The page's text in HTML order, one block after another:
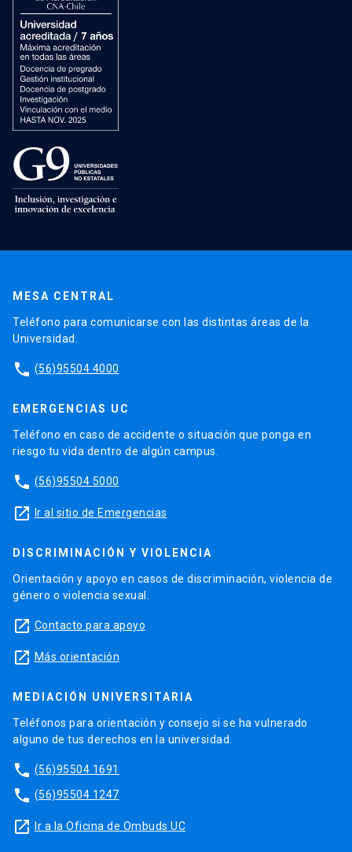
MESA CENTRAL
Teléfono para comunicarse con las distintas áreas de la
Universidad.
phone (56)95504 4000
EMERGENCIAS UC
Teléfono en caso de accidente o situación que ponga en
riesgo tu vida dentro de algún campus.
phone (56)95504 5000
launch Ir al sitio de Emergencias
DISCRIMINACIÓN Y VIOLENCIA
Orientación y apoyo en casos de discriminación, violencia de
género o violencia sexual.
launch Contacto para apoyo
launch Más orientación
MEDIACIÓN UNIVERSITARIA
Teléfonos para orientación y consejo si se ha vulnerado
alguno de tus derechos en la universidad.
phone (56)95504 1691
phone (56)95504 1247
launch Ir a la Oficina de Ombuds UC